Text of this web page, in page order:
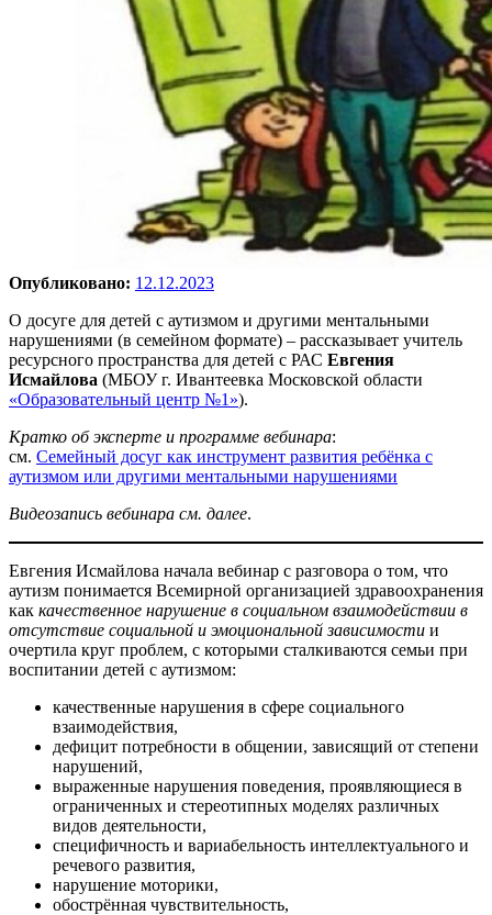
Опубликовано: 12.12.2023
О досуге для детей с аутизмом и другими ментальными
нарушениями (в семейном формате) – рассказывает учитель
ресурсного пространства для детей с РАС Евгения
Исмайлова (МБОУ г. Ивантеевка Московской области
«Образовательный центр №1»).
Кратко об эксперте и программе вебинара:
см. Семейный досуг как инструмент развития ребёнка с
аутизмом или другими ментальными нарушениями
Видеозапись вебинара см. далее.
Евгения Исмайлова начала вебинар с разговора о том, что
аутизм понимается Всемирной организацией здравоохранения
как качественное нарушение в социальном взаимодействии в
отсутствие социальной и эмоциональной зависимости и
очертила круг проблем, с которыми сталкиваются семьи при
воспитании детей с аутизмом:
качественные нарушения в сфере социального
взаимодействия,
дефицит потребности в общении, зависящий от степени
нарушений,
выраженные нарушения поведения, проявляющиеся в
ограниченных и стереотипных моделях различных
видов деятельности,
специфичность и вариабельность интеллектуального и
речевого развития,
нарушение моторики,
обострённая чувствительность,